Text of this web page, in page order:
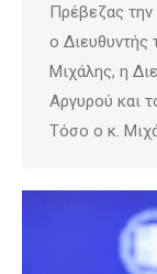
Πρέβεζας την
ο Διευθυντής
Μιχάλης, η
Αργυρού και
Τόσο ο κ.